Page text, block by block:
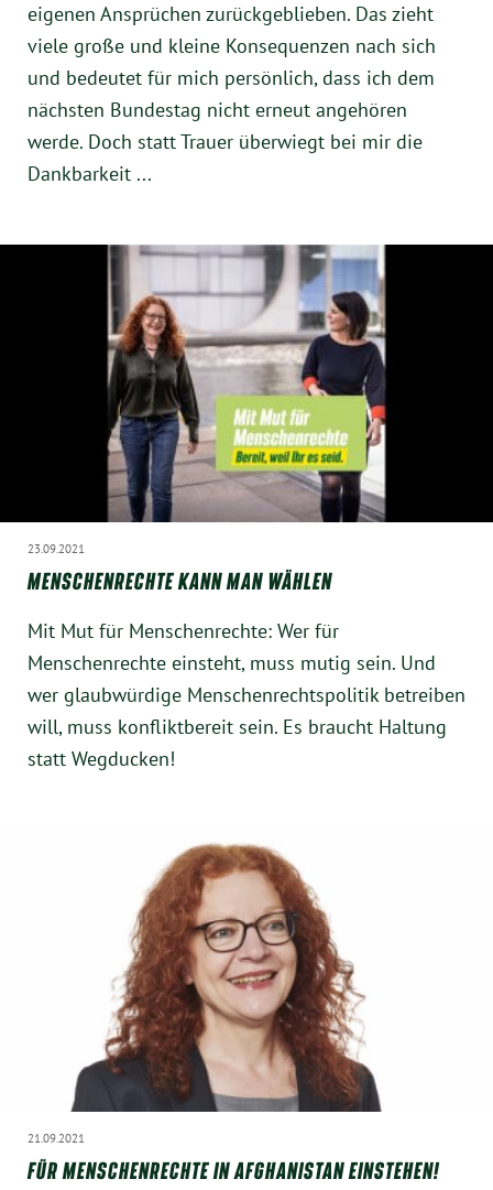
Twitter
YouTube
Facebook
eigenen Ansprüchen zurückgeblieben. Das zieht
viele große und kleine Konsequenzen nach sich
und bedeutet für mich persönlich, dass ich dem
nächsten Bundestag nicht erneut angehören
werde. Doch statt Trauer überwiegt bei mir die
Dankbarkeit ...
23.09.2021
MENSCHENRECHTE KANN MAN WÄHLEN
Mit Mut für Menschenrechte: Wer für
Menschenrechte einsteht, muss mutig sein. Und
wer glaubwürdige Menschenrechtspolitik betreiben
will, muss konfliktbereit sein. Es braucht Haltung
statt Wegducken!
21.09.2021
FÜR MENSCHENRECHTE IN AFGHANISTAN EINSTEHEN!